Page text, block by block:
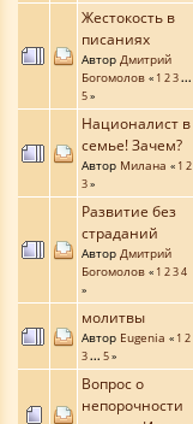
Жестокость в
писаниях
Автор Дмитрий
Богомолов « 1 23...
5»
Националист в
семье! Зачем?
Автор Милана « 1 2
3»
Развитие без
страданий
Автор Дмитрий
Богомолов « 1 234
»
молитвы
Автор Eugenia « 1 2
3... 5»
Вопрос о
непорочности